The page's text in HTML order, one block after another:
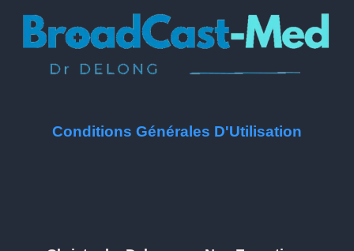
Conditions Générales D'Utilisation